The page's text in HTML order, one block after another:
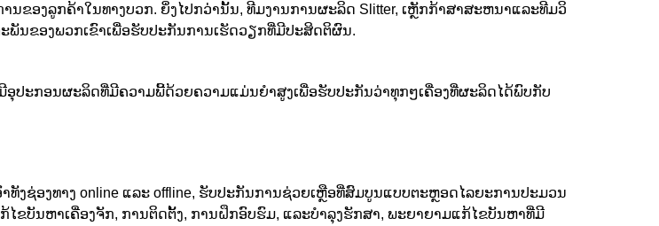
ຂອງລູກຄ້າໃນທາງບວກ. ຍິ່ງໄປກວ່ານັ້ນ, ທີມງານການຜະລິດ Slitter, ເຫຼັກກ້າສາສະຫນາແລະທີມວິ
ນຂອງພວກເຂົາເພື່ອຮັບປະກັນການເຮັດວຽກທີ່ມີປະສິດຕິຜົນ.
ປະກອນຜະລິດທີ່ມີຄວາມພີ້ດ້ວຍຄວາມແມ່ນຍໍາສູງເພື່ອຮັບປະກັນວ່າທຸກໆເຄື່ອງທີ່ຜະລິດໄດ້ພົບກັບ
ງຊ່ອງທາງ online ແລະ offline, ຮັບປະກັນການຊ່ວຍເຫຼືອທີ່ສົມບູນແບບຕະຫຼອດໄລຍະການປະມວນ
ຂບັນຫາເຄື່ອງຈັກ, ການຕິດຕັ້ງ, ການຝຶກອົບຮົມ, ແລະບໍາລຸງຮັກສາ, ພະຍາຍາມແກ້ໄຂບັນຫາທີ່ມີ